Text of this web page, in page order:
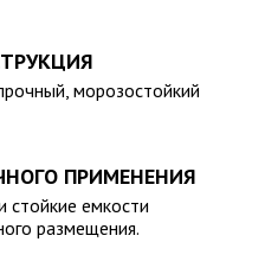
морозостойкий
ПРИМЕНЕНИЯ
стойкие емкости
размещения.